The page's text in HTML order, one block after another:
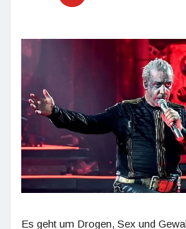
Es geht um Drogen, Sex und